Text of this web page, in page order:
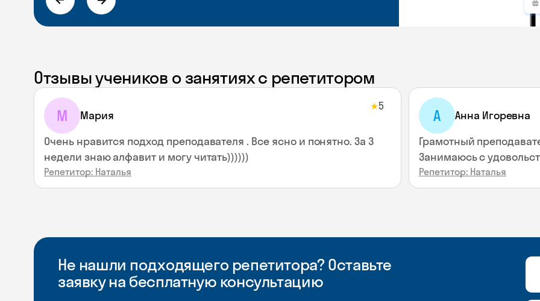
Отзывы учеников о занятиях с репетитором
М Мария
★5
Очень нравится подход преподавателя . Все ясно и понятно. За 3
недели знаю алфавит и могу читать))))))
Репетитор: Наталья
А
Анна Игоревна
Грамотный
Занимаюсь с
Репетитор: Наталья
Не нашли подходящего репетитора? Оставьте
заявку на бесплатную консультацию